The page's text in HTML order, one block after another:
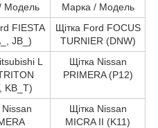
Модель
Марка / Модель
FIESTA
JB_)
Щітка Ford FOCUS
TURNIER (DNW)
L
KB_T)
Щітка Nissan
PRIMERA (P12)
Nissan
Щітка Nissan
MICRA II (K11)